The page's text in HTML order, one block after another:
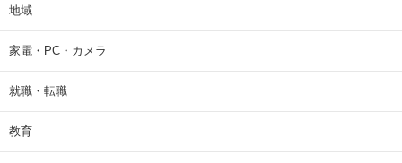
地域
家電・PC・カメラ
就職・転職
教育